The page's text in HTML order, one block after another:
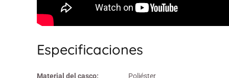
Especificaciones
Material del casco: Poliéster